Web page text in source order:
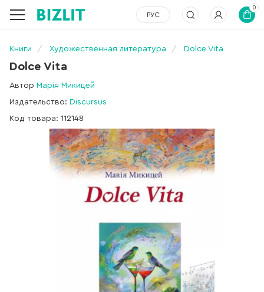
РУС
0
Книги Художественная литература Dolce Vita
Dolce Vita
Автор Марія Микицей
Издательство: Discursus
Код товара: 112148